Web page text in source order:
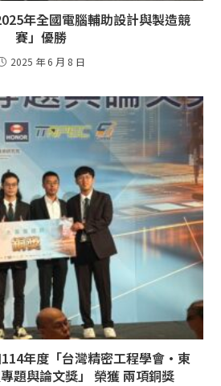
年全國電腦輔助設計與製造競
賽」優勝
2025 年 6 月 8 日
年度「台灣精密工程學會·東
題與論文獎」 榮獲 兩項銅獎